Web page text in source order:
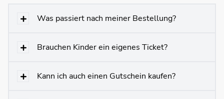
Was passiert nach meiner Bestellung?
Brauchen Kinder ein eigenes Ticket?
Kann ich auch einen Gutschein kaufen?